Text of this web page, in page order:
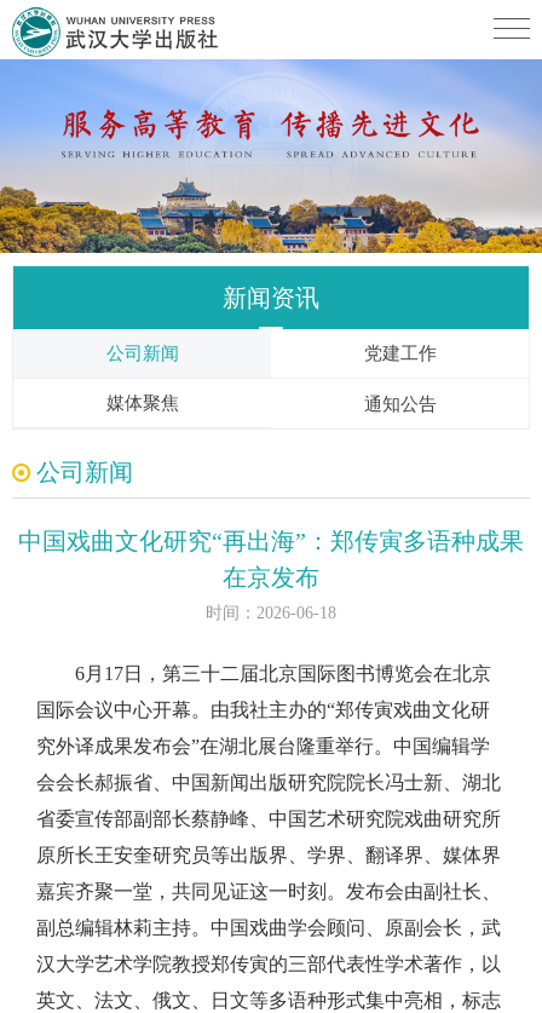
新闻资讯
公司新闻 党建工作
媒体聚焦 通知公告
公司新闻
中国戏曲文化研究“再出海”：郑传寅多语种成果
在京发布
时间：2026-06-18
6月17日，第三十二届北京国际图书博览会在北京
国际会议中心开幕。由我社主办的“郑传寅戏曲文化研
究外译成果发布会”在湖北展台隆重举行。中国编辑学
会会长郝振省、中国新闻出版研究院院长冯士新、湖北
省委宣传部副部长蔡静峰、中国艺术研究院戏曲研究所
原所长王安奎研究员等出版界、学界、翻译界、媒体界
嘉宾齐聚一堂，共同见证这一时刻。发布会由副社长、
副总编辑林莉主持。中国戏曲学会顾问、原副会长，武
汉大学艺术学院教授郑传寅的三部代表性学术著作，以
英文、法文、俄文、日文等多语种形式集中亮相，标志